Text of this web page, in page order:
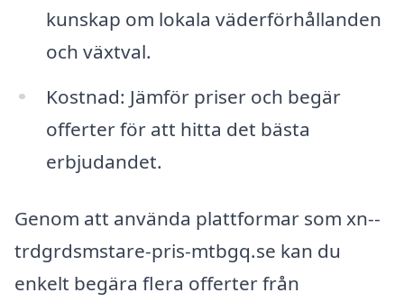
kunskap om lokala väderförhållanden
och växtval.
Kostnad: Jämför priser och begär
offerter för att hitta det bästa
erbjudandet.
Genom att använda plattformar som xn--
trdgrdsmstare-pris-mtbgq.se kan du
enkelt begära flera offerter från